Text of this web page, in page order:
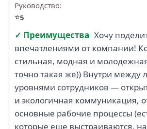
Руководство:
⭐5
✓ Преимущества Хочу
впечатлениями от компании!
стильная, модная и
точно такая же)) Внутри между
уровнями сотрудников —
и экологичная коммуникация,
основные рабочие процессы
которые еще выстраиваются,